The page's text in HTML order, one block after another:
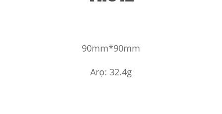
90mm*90mm
Arọ: 32.4g